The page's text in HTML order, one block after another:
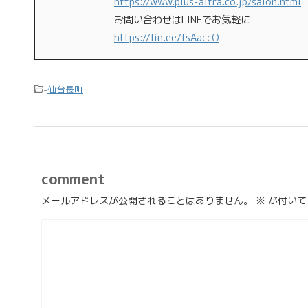
お問い合わせはLINEでお気軽に
https://lin.ee/fsAaccO
-仙台長町
comment
メールアドレスが公開されることはありません。 ※ が付い